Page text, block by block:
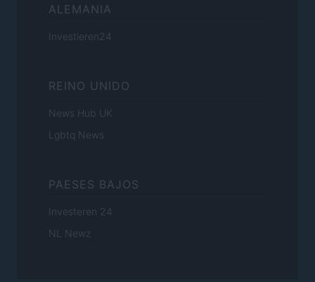
ALEMANIA
Investieren24
REINO UNIDO
News Hub UK
Lgbtq News
PAESES BAJOS
Investeren 24
NL Newz